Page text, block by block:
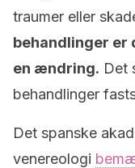
traumer eller
behandlinger er
en ændring. Det
behandlinger
Det spanske
venereologi